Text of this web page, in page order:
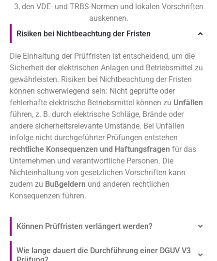
3, den VDE- und TRBS-Normen und lokalen Vorschriften
auskennen.
Risiken bei Nichtbeachtung der Fristen
Die Einhaltung der Prüffristen ist entscheidend, um die
Sicherheit der elektrischen Anlagen und Betriebsmittel zu
gewährleisten. Risiken bei Nichtbeachtung der Fristen
können schwerwiegend sein: Nicht geprüfte oder
fehlerhafte elektrische Betriebsmittel können zu Unfällen
führen, z. B. durch elektrische Schläge, Brände oder
andere sicherheitsrelevante Umstände. Bei Unfällen
infolge nicht durchgeführter Prüfungen entstehen
rechtliche Konsequenzen und Haftungsfragen für das
Unternehmen und verantwortliche Personen. Die
Nichteinhaltung von gesetzlichen Vorschriften kann
zudem zu Bußgeldern und anderen rechtlichen
Konsequenzen führen.
Können Prüffristen verlängert werden?
Wie lange dauert die Durchführung einer DGUV V3